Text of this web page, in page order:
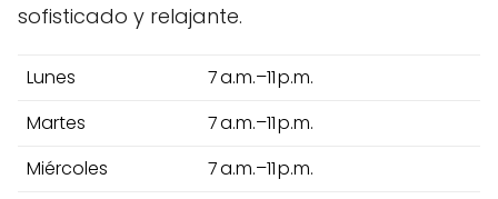
sofisticado y relajante.
Lunes
7 a.m.–11 p.m.
Martes
7 a.m.–11 p.m.
Miércoles
7 a.m.–11 p.m.